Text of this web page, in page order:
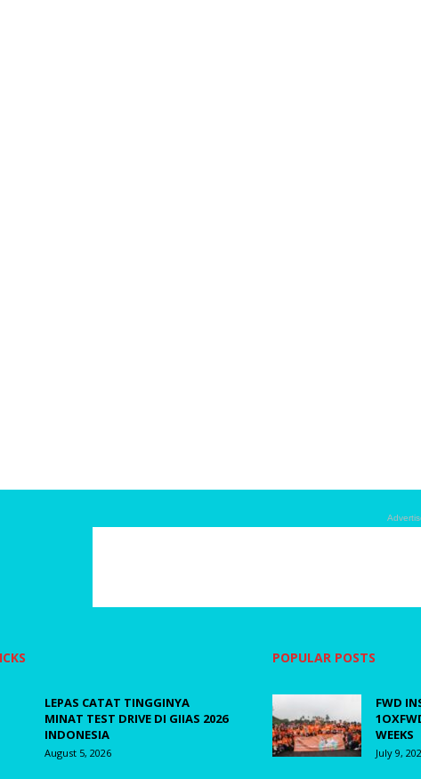
LEPAS CATAT TINGGINYA
MINAT TEST DRIVE DI GIIAS 2026
INDONESIA
August 5, 2026
POPULAR POSTS
FWD
WEEKS
July 9,